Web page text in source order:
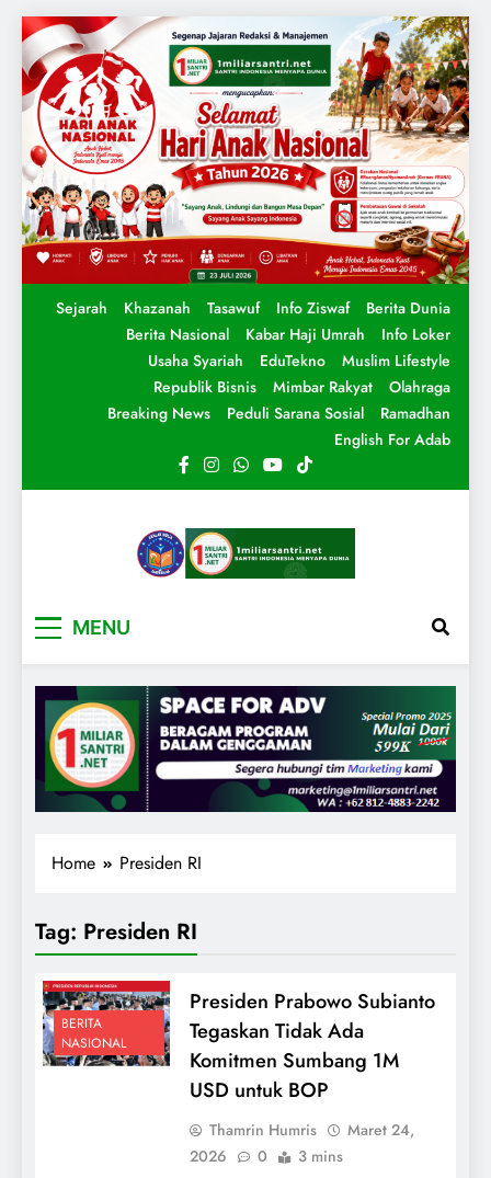
Sejarah Khazanah Tasawuf Info Ziswaf
Berita Dunia
Berita Nasional
Kabar Haji Umrah
Info Loker
Usaha Syariah
EduTekno
Muslim Lifestyle
Republik Bisnis
Mimbar Rakyat
Olahraga
Breaking News
Peduli Sarana Sosial
Ramadhan
English For Adab
MENU
Home Presiden RI
Tag: Presiden RI
BERITA
NASIONAL
Presiden Prabowo Subianto
Tegaskan Tidak Ada
Komitmen Sumbang 1M
USD untuk BOP
Thamrin Humris
Maret 24,
2026
0 3 mins